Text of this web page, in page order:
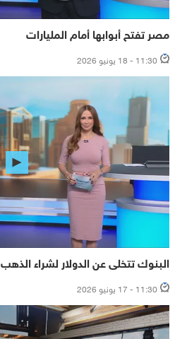
مصر تفتح أبوابها أمام المليارات
11:30 - 18 يونيو 2026
البنوك تتخلى عن الدولار لشراء الذهب
11:30 - 17 يونيو 2026